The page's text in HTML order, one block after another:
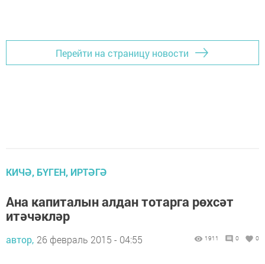
Перейти на страницу новости
КИЧӘ, БҮГЕН, ИРТӘГӘ
Ана капиталын алдан тотарга рөхсәт
итәчәкләр
автор, 26 февраль 2015 - 04:55 1911 0 0